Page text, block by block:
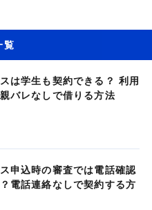
覧
は学生も契約できる？ 利用
バレなしで借りる方法
申込時の審査では電話確認
電話連絡なしで契約する方